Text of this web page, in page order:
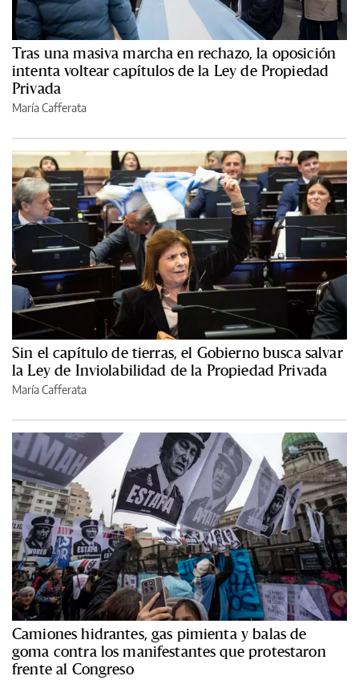
Tras una masiva marcha en rechazo, la oposición
intenta voltear capítulos de la Ley de Propiedad
Privada
María Cafferata
Sin el capítulo de tierras, el Gobierno busca salvar
la Ley de Inviolabilidad de la Propiedad Privada
María Cafferata
Camiones hidrantes, gas pimienta y balas de
goma contra los manifestantes que protestaron
frente al Congreso